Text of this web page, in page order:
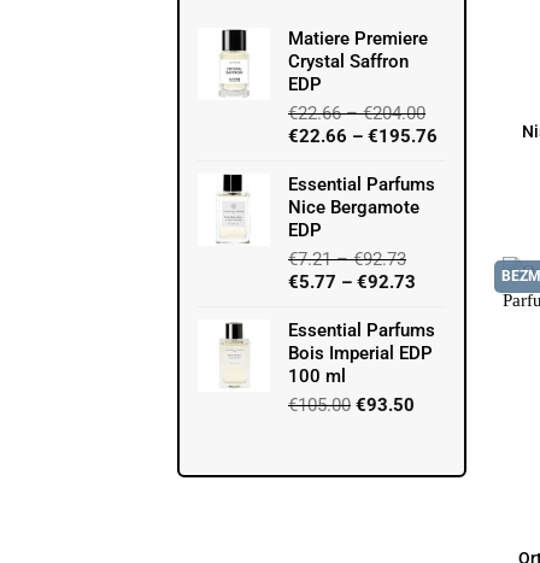
Matiere Premiere
Crystal Saffron
EDP
€22.66–€204.00
€22.66 – €195.76
Essential Parfums
Nice Bergamote
EDP
€7.21–€92.73
€5.77 – €92.73
Essential Parfums
Bois Imperial EDP
100 ml
€105.00 Original
€105.00.
€93.50
€93.50.